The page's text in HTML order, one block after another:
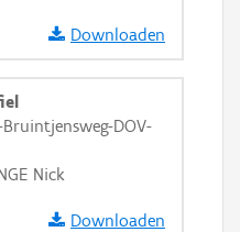
Downloaden
Bruintjensweg-DOV-
Nick
Downloaden